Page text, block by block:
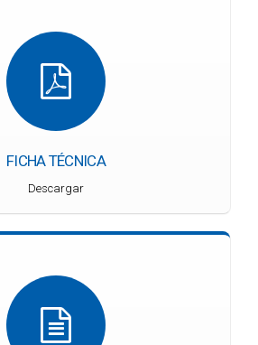
FICHA TÉCNICA
Descargar